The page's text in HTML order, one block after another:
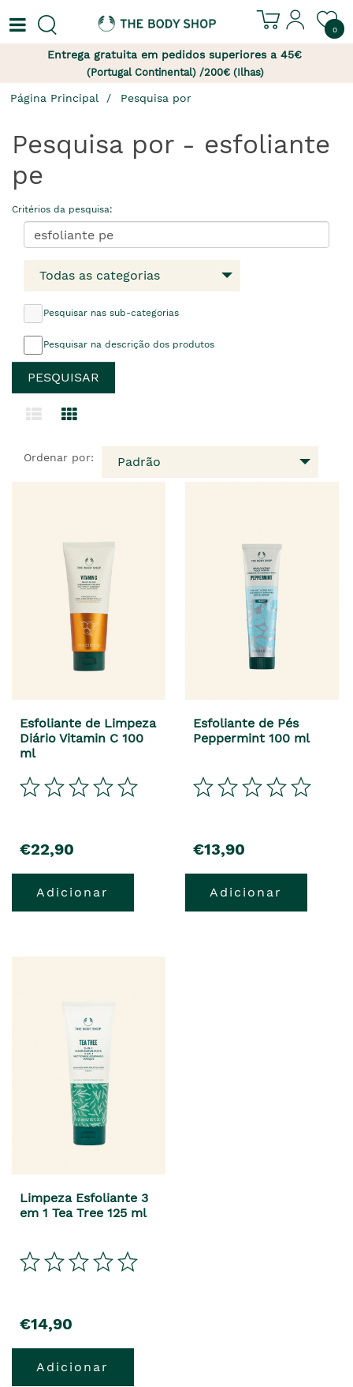
0
Entrega gratuita em pedidos superiores a 45€
(Portugal Continental) /200€ (Ilhas)
Página Principal Pesquisa por
Pesquisa por - esfoliante
pe
Critérios da pesquisa:
Todas as categorias
Pesquisar nas sub-categorias
Pesquisar na descrição dos produtos
Ordenar por: Padrão
Esfoliante de Limpeza
Diário Vitamin C 100
ml
€22,90
Adicionar
Esfoliante de Pés
Peppermint 100 ml
€13,90
Adicionar
Limpeza Esfoliante 3
em 1 Tea Tree 125 ml
€14,90
Adicionar